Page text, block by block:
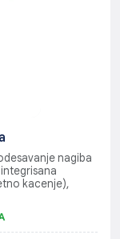
nagiba
kacenje),